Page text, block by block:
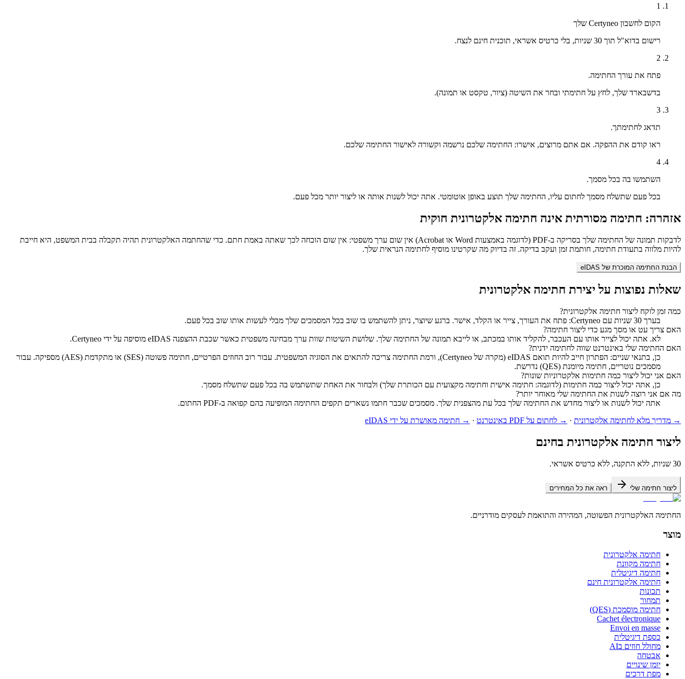
1
הקום לחשבון Certyneo שלך
רישום בדוא"ל תוך 30 שניות, בלי כרטיס אשראי, תוכנית חינם לנצח.
2
פתח את עורך החתימה.
בדשבארד שלך, לחץ על חתימתי ובחר את השיטה (ציור, טקסט או תמונה).
3
תדאג לחתימתך.
ראו קודם את ההפקה. אם אתם מרוצים, אישרו: החתימה שלכם נרשמה וקשורה לאישור החתימה שלכם.
4
השתמשו בה בכל מסמך.
בכל פעם שתשלח מסמך לחתום עליו, החתימה שלך תוצע באופן אוטומטי. אתה יכול לשנות אותה או ליצור יותר מכל פעם.
אזהרה: חתימה מסורתית אינה חתימה אלקטרונית חוקית
לדבקות תמונה של החתימה שלך בסריקה ב-PDF (לדוגמה באמצעות Word או Acrobat) אין שום ערך משפטי: אין שום הוכחה לכך שאתה באמת חתם. כדי שהחתמה האלקטרונית תהיה תקבלה בבית המשפט, היא חייבת
להיות מלווה בתעודת חתימה, חותמת זמן ועקב בדיקה. זה בדיוק מה שקרטינו מוסיף לחתימה הנראית שלך.
הבנת החתימה המוכרת של eIDAS
שאלות נפוצות על יצירת חתימה אלקטרונית
כמה זמן לוקח ליצור חתימה אלקטרונית?
בערך 30 שניות עם Certyneo: פתח את העורך, צייר או הקלד, אישר. ברגע שיוצר, ניתן להשתמש בו שוב בכל המסמכים שלך מבלי לעשות אותו שוב בכל פעם.
האם צריך עט או מסך מגע כדי ליצור חתימה?
לא. אתה יכול לצייר אותו עם העכבר, להקליד אותו במכתב, או לייבא תמונה של החתימה שלך. שלושת השיטות שוות ערך מבחינה משפטית כאשר שכבת ההצפנה eIDAS מוסיפה על ידי Certyneo.
האם החתימה שלי באינטרנט שווה לחתימה ידנית?
כן, בתנאי שניים: הפתרון חייב להיות תואם eIDAS (מקרה של Certyneo), ורמת החתימה צריכה להתאים את הסוגיה המשפטית. עבור רוב החוזים הפרטיים, חתימה פשוטה (SES) או מתקדמת (AES) מספיקה. עבור
מסמכים נוטריים, חתימה מיומנת (QES) נדרשת.
האם אני יכול ליצור כמה חתימות אלקטרוניות שונות?
כן, אתה יכול ליצור כמה חתימות (לדוגמה: חתימה אישית וחתימה מקצועית עם הכותרת שלך) ולבחור את האחת שתשתמש בה בכל פעם שתשלח מסמך.
מה אם אני רוצה לשנות את החתימה שלי מאוחר יותר?
אתה יכול לשנות או ליצור מחדש את החתימה שלך בכל עת מהצפנית שלך. מסמכים שכבר חתמו נשארים תקפים החתימה המופיעה בהם קפואה ב-PDF החתום.
→ מדריך מלא לחתימה אלקטרונית ·
→ לחתום על PDF באינטרנט ·
→ חתימה מאושרת על ידי eIDAS
ליצור חתימה אלקטרונית בחינם
30 שניות, ללא התקנה, ללא כרטיס אשראי.
ליצור חתימה שלי ראה את כל המחירים
החתימה האלקטרונית הפשוטה, המהירה והתואמת לעסקים מודרניים.
מוצר
חתימה אלקטרונית
חתימה מקוונת
חתימה דיגיטלית
חתימה אלקטרונית חינם
תכונות
תמחור
חתימה מוסמכת (QES)
Cachet électronique
Envoi en masse
כספת דיגיטלית
מחולל חוזים בAI
אבטחה
יומן שינויים
מפת דרכים